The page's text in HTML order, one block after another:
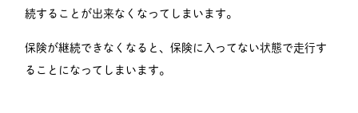
続することが出来なくなってしまいます。
保険が継続できなくなると、保険に入ってない状態で走行す
ることになってしまいます。